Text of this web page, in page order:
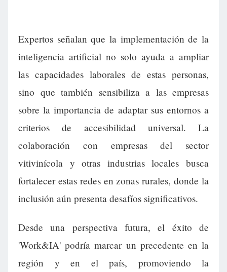
Expertos señalan que la implementación de la
inteligencia artificial no solo ayuda a ampliar
las capacidades laborales de estas personas,
sino que también sensibiliza a las empresas
sobre la importancia de adaptar sus entornos a
criterios de accesibilidad universal. La
colaboración con empresas del sector
vitivinícola y otras industrias locales busca
fortalecer estas redes en zonas rurales, donde la
inclusión aún presenta desafíos significativos.
Desde una perspectiva futura, el éxito de
'Work&IA' podría marcar un precedente en la
región y en el país, promoviendo la